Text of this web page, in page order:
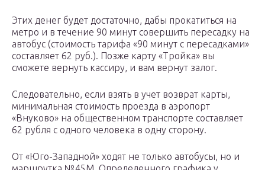
Этих денег будет достаточно, дабы прокатиться на
метро и в течение 90 минут совершить пересадку на
автобус (стоимость тарифа «90 минут с пересадками»
составляет 62 руб.). Позже карту «Тройка» вы
сможете вернуть кассиру, и вам вернут залог.
Следовательно, если взять в учет возврат карты,
минимальная стоимость проезда в аэропорт
«Внуково» на общественном транспорте составляет
62 рубля с одного человека в одну сторону.
От «Юго-Западной» ходят не только автобусы, но и